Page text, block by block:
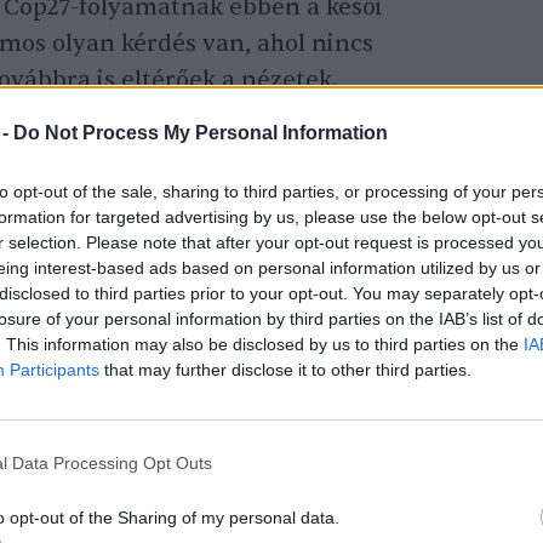
Do Not Process My Personal Information
opt-out of the sale, sharing to third parties, or processing of your
for targeted advertising by us, please use the below opt-out
selection. Please note that after your opt-out request is processed
interest-based ads based on personal information utilized by us
to third parties prior to your opt-out. You may separately
of your personal information by third parties on the IAB’s list of
This information may also be disclosed by us to third parties on the
Participants that may further disclose it to other third parties.
Data Processing Opt Outs
opt-out of the Sharing of my personal data.
folyamatnak ebben a késői
olyan kérdés van, ahol nincs
is eltérőek a nézetek.
is van, amelyekre választ kell
az üvegházhatású gázok
az iparosodás előtti szinthez képest 1,5
korlátozásával
hogy hogyan lehet segíteni a szegény
hatásaihoz való alkalmazkodásban.
munkaprogram még nem érte el
még mindig eljárási kérdések
kapcsolatos ambiciózus eredmények